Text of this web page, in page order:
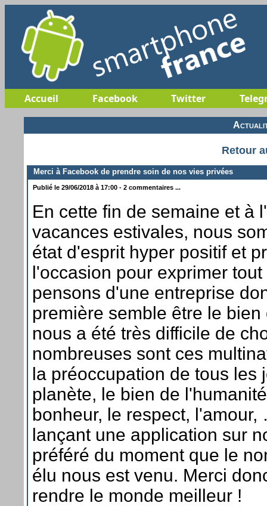
Accueil Facebook Twitter
Retour
Merci à Facebook de prendre soin de nos vies privées
Publié le 29/06/2018 à 17:00 - 2 commentaires ...
En cette fin de semaine et à
vacances estivales, nous
état d'esprit hyper positif et
l'occasion pour exprimer
pensons d'une entreprise
première semble être le
nous a été très difficile de
nombreuses sont ces
la préoccupation de tous les
planète, le bien de
bonheur, le respect,
lançant une application sur
préféré du moment que le
élu nous est venu. Merci
rendre le monde meilleur !